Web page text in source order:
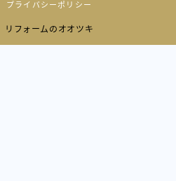
プライバシーポリシー
フォームのオオツキ